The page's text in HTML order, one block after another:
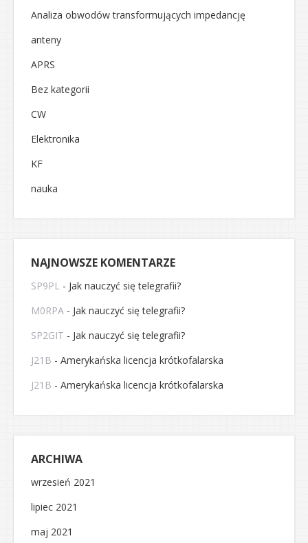
Analiza obwodów transformujących impedancję
anteny
APRS
Bez kategorii
CW
Elektronika
KF
nauka
NAJNOWSZE KOMENTARZE
SP9PL - Jak nauczyć się telegrafii?
M0RPA - Jak nauczyć się telegrafii?
SP2GIT - Jak nauczyć się telegrafii?
J21B - Amerykańska licencja krótkofalarska
J21B - Amerykańska licencja krótkofalarska
ARCHIWA
wrzesień 2021
lipiec 2021
maj 2021